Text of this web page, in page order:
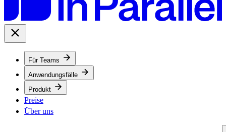
Für Teams
Anwendungsfälle
Produkt
Preise
Über uns